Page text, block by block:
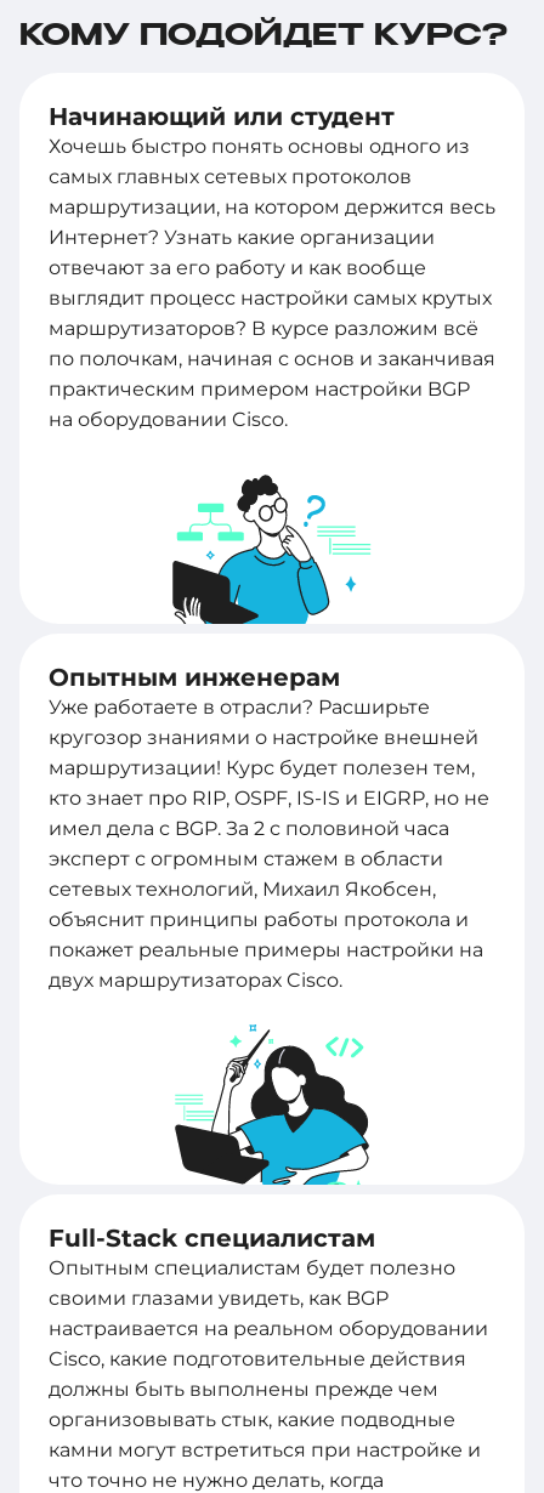
КОМУ ПОДОЙДЕТ КУРС?
Начинающий или студент
Хочешь быстро понять основы одного из
самых главных сетевых протоколов
маршрутизации, на котором держится весь
Интернет? Узнать какие организации
отвечают за его работу и как вообще
выглядит процесс настройки самых крутых
маршрутизаторов? В курсе разложим всё
по полочкам, начиная с основ и заканчивая
практическим примером настройки BGP
на оборудовании Cisco.
Опытным инженерам
Уже работаете в отрасли? Расширьте
кругозор знаниями о настройке внешней
маршрутизации! Курс будет полезен тем,
кто знает про RIP, OSPF, IS-IS и EIGRP, но не
имел дела с BGP. За 2 с половиной часа
эксперт с огромным стажем в области
сетевых технологий, Михаил Якобсен,
объяснит принципы работы протокола и
покажет реальные примеры настройки на
двух маршрутизаторах Cisco.
Full-Stack специалистам
Опытным специалистам будет полезно
своими глазами увидеть, как BGP
настраивается на реальном оборудовании
Cisco, какие подготовительные действия
должны быть выполнены прежде чем
организовывать стык, какие подводные
камни могут встретиться при настройке и
что точно не нужно делать, когда